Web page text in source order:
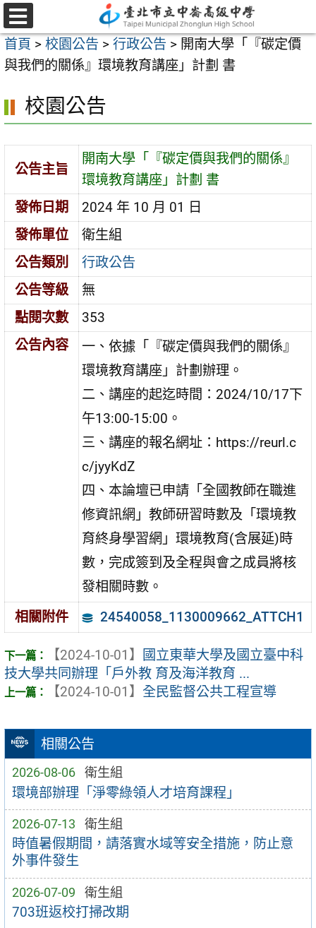
跳
至
主
要
容
選
單
首頁 > 校園公告 > 行政公告 > 開南大學「『碳定價
與我們的關係』環境教育講座」計劃 書
相關公告
2026-08-06 衛生組
環境部辦理「淨零綠領人才培育課程」
2026-07-13 衛生組
時值暑假期間，請落實水域等安全措施，防止意
外事件發生
2026-07-09 衛生組
703班返校打掃改期
校園公告
公告主旨
開南大學「『碳定價與我們的關係』
環境教育講座」計劃 書
發佈日期
2024 年 10 月 01 日
發佈單位
衛生組
公告類別
行政公告
公告等級
無
點閱次數
353
公告內容
一、依據「『碳定價與我們的關係』
環境教育講座」計劃辦理。
二、講座的起迄時間：2024/10/17下
午13:00-15:00。
三、講座的報名網址：https://reurl.c
c/jyyKdZ
四、本論壇已申請「全國教師在職進
修資訊網」教師研習時數及「環境教
育終身學習網」環境教育(含展延)時
數，完成簽到及全程與會之成員將核
發相關時數。
相關附件
24540058_1130009662_ATTCH1
【2024-10-01】
國立東華大學及國立臺中科
技大學共同辦理「戶外教 育及海洋教育 ...
【2024-10-01】 全民監督公共工程宣導